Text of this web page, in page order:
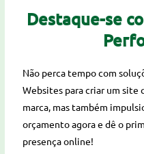
Destaque-se
Não perca tempo com
Websites para criar um site
marca, mas também
orçamento agora e dê o
presença online!